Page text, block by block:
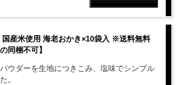
国産米使用 海老おかき×10袋入 ※送料無料
同梱不可】
ウダーを生地につきこみ、塩味でシンプル
。